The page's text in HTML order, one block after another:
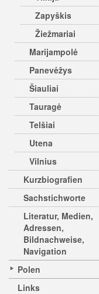
Zapyškis
Žiežmariai
Marijampolė
Panevėžys
Šiauliai
Tauragė
Telšiai
Utena
Vilnius
Kurzbiografien
Sachstichworte
Literatur, Medien,
Adressen,
Bildnachweise,
Navigation
Polen
Links